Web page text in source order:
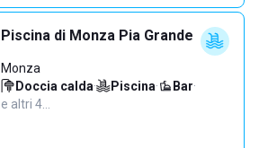
Piscina di Monza Pia Grande
Monza
Doccia calda· Piscina· Bar·
e altri 4…